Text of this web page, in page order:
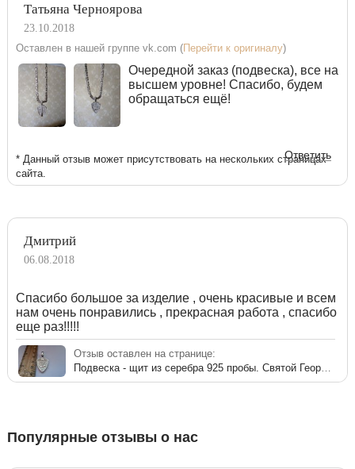
Татьяна Черноярова
23.10.2018
Оставлен в нашей группе vk.com (Перейти к оригиналу)
Очередной заказ (подвеска), все на
высшем уровне! Спасибо, будем
обращаться ещё!
Ответить
* Данный отзыв может присутствовать на нескольких страницах
сайта.
Дмитрий
06.08.2018
Спасибо большое за изделие , очень красивые и всем
нам очень понравились , прекрасная работа , спасибо
еще раз!!!!!
Отзыв оставлен на странице:
Популярные отзывы о нас